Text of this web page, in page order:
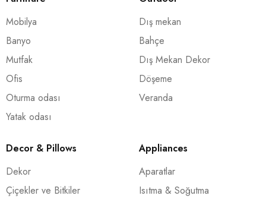
Mobilya
Banyo
Mutfak
Ofis
Oturma odası
Yatak odası
Dış mekan
Bahçe
Dış Mekan Dekor
Döşeme
Veranda
Decor & Pillows
Dekor
Çiçekler ve Bitkiler
Appliances
Aparatlar
Isıtma & Soğutma